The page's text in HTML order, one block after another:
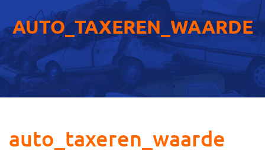
AUTO_TAXEREN_WAARDE
auto_taxeren_waarde